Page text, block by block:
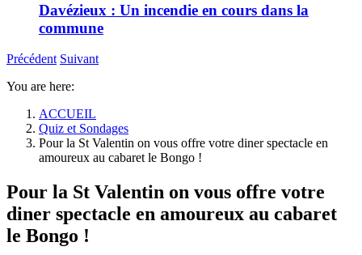
Davézieux : Un incendie en cours dans la
commune
Précédent Suivant
You are here:
ACCUEIL
Quiz et Sondages
Pour la St Valentin on vous offre votre diner spectacle en
amoureux au cabaret le Bongo !
Pour la St Valentin on vous offre votre
diner spectacle en amoureux au cabaret
le Bongo !